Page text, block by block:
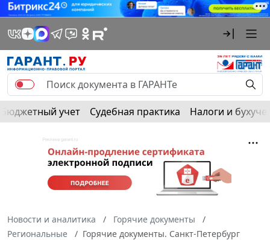
Бюджетный учет Судебная практика Налоги и
Новости и аналитика
Горячие документы
Региональные
Горячие документы. Санкт-Петербург